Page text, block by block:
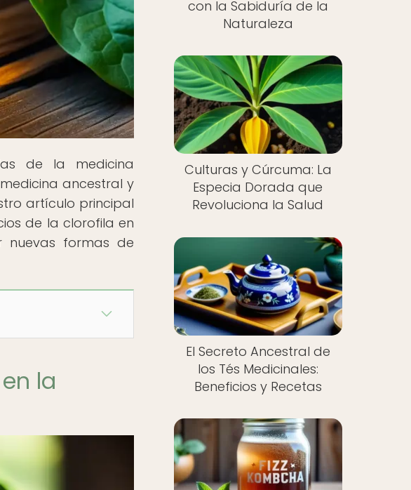
de la medicina
ancestral y
artículo principal
de la clorofila en
nuevas formas de
la
con la Sabiduría de la
Naturaleza
Culturas y Cúrcuma: La
Especia Dorada que
Revoluciona la Salud
El Secreto Ancestral de
los Tés Medicinales:
Beneficios y Recetas